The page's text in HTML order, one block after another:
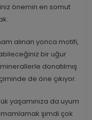
önemin en somut
alınan yonca motifi,
bir uğur
donatılmış
de öne çıkıyor.
yaşamınıza da uyum
şimdi çok